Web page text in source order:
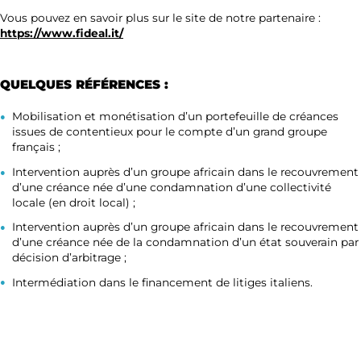
Vous pouvez en savoir plus sur le site de notre partenaire :
https://www.fideal.it/
QUELQUES RÉFÉRENCES :
Mobilisation et monétisation d’un portefeuille de créances
issues de contentieux pour le compte d’un grand groupe
français ;
Intervention auprès d’un groupe africain dans le recouvrement
d’une créance née d’une condamnation d’une collectivité
locale (en droit local) ;
Intervention auprès d’un groupe africain dans le recouvrement
d’une créance née de la condamnation d’un état souverain par
décision d’arbitrage ;
Intermédiation dans le financement de litiges italiens.